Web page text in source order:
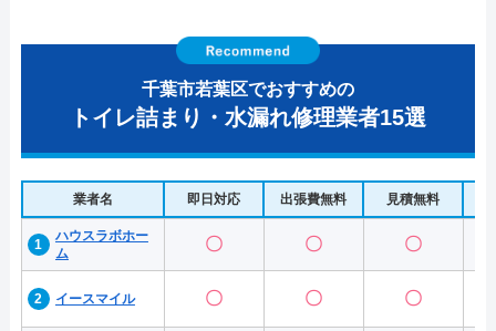
千葉市若葉区でおすすめの
トイレ詰まり・水漏れ修理業者15選
業者名 即日対応 出張費無料 見積無料
ハウスラボホー
ム
〇 〇 〇
イースマイル 〇 〇 〇